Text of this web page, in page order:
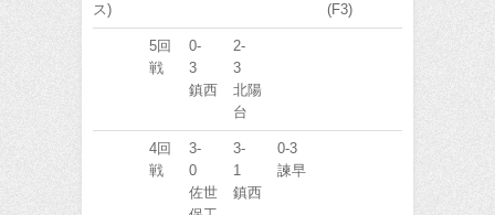
ス)
(F3)
5回
戦
0-
3
鎮西
2-
3
北陽
台
4回
戦
3-
0
佐世
3-
1
鎮西
0-3
諫早